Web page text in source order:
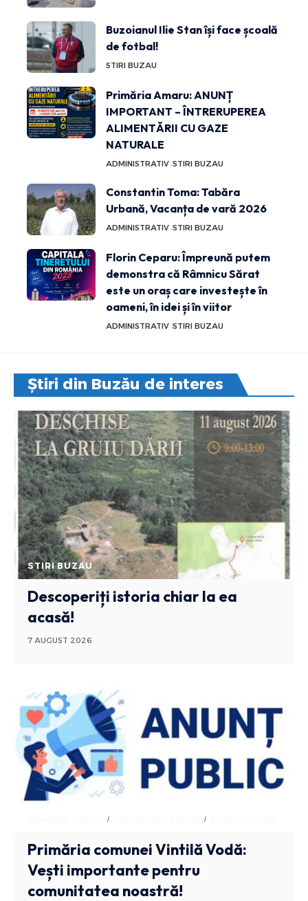
Buzoianul Ilie Stan își face școală
de fotbal!
STIRI BUZAU
Primăria Amaru: ANUNȚ
IMPORTANT – ÎNTRERUPEREA
ALIMENTĂRII CU GAZE
NATURALE
ADMINISTRATIV STIRI BUZAU
Constantin Toma: Tabăra
Urbană, Vacanța de vară 2026
ADMINISTRATIV STIRI BUZAU
Florin Ceparu: Împreună putem
demonstra că Râmnicu Sărat
este un oraș care investește în
oameni, în idei și în viitor
ADMINISTRATIV STIRI BUZAU
Știri din Buzău de interes
STIRI BUZAU
Descoperiți istoria chiar la ea
acasă!
7 AUGUST 2026
ADMINISTRATIV ANUNTURI BUZAU
Primăria comunei Vintilă Vodă:
Vești importante pentru
comunitatea noastră!